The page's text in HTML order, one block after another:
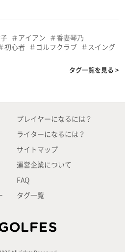
アイアン
香妻琴乃
初心者 ゴルフクラブ
スイング
タグ一覧を見る >
プレイヤーになるには？
ライターになるには？
サイトマップ
運営企業について
FAQ
タグ一覧